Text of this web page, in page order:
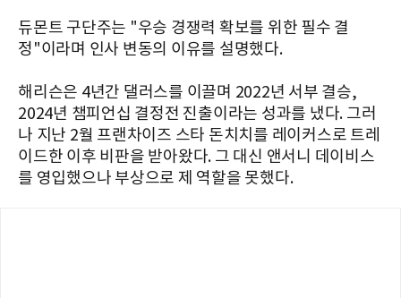
듀몬트 구단주는 "우승 경쟁력 확보를 위한 필수 결
정"이라며 인사 변동의 이유를 설명했다.
해리슨은 4년간 댈러스를 이끌며 2022년 서부 결승,
2024년 챔피언십 결정전 진출이라는 성과를 냈다. 그러
나 지난 2월 프랜차이즈 스타 돈치치를 레이커스로 트레
이드한 이후 비판을 받아왔다. 그 대신 앤서니 데이비스
를 영입했으나 부상으로 제 역할을 못했다.